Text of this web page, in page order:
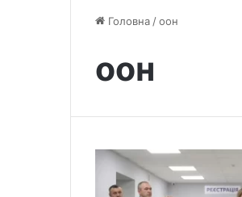
Головна /оон
оон